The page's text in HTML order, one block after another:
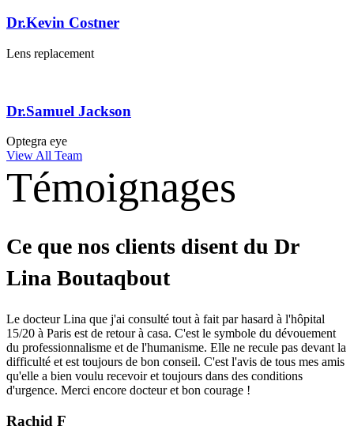
Dr.Kevin Costner
Lens replacement
Dr.Samuel Jackson
Optegra eye
View All Team
Témoignages
Ce que nos clients disent du Dr
Lina Boutaqbout
Le docteur Lina que j'ai consulté tout à fait par hasard à l'hôpital
15/20 à Paris est de retour à casa. C'est le symbole du dévouement
du professionnalisme et de l'humanisme. Elle ne recule pas devant la
difficulté et est toujours de bon conseil. C'est l'avis de tous mes amis
qu'elle a bien voulu recevoir et toujours dans des conditions
d'urgence. Merci encore docteur et bon courage !
Rachid F